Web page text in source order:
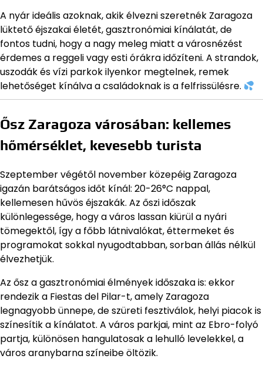
A nyár ideális azoknak, akik élvezni szeretnék Zaragoza
lüktető éjszakai életét, gasztronómiai kínálatát, de
fontos tudni, hogy a nagy meleg miatt a városnézést
érdemes a reggeli vagy esti órákra időzíteni. A strandok,
uszodák és vízi parkok ilyenkor megtelnek, remek
lehetőséget kínálva a családoknak is a felfrissülésre.
Ősz Zaragoza városában: kellemes
hőmérséklet, kevesebb turista
Szeptember végétől november közepéig Zaragoza
igazán barátságos időt kínál: 20-26°C nappal,
kellemesen hűvös éjszakák. Az őszi időszak
különlegessége, hogy a város lassan kiürül a nyári
tömegektől, így a főbb látnivalókat, éttermeket és
programokat sokkal nyugodtabban, sorban állás nélkül
élvezhetjük.
Az ősz a gasztronómiai élmények időszaka is: ekkor
rendezik a Fiestas del Pilar-t, amely Zaragoza
legnagyobb ünnepe, de szüreti fesztiválok, helyi piacok is
színesítik a kínálatot. A város parkjai, mint az Ebro-folyó
partja, különösen hangulatosak a lehulló levelekkel, a
város aranybarna színeibe öltözik.